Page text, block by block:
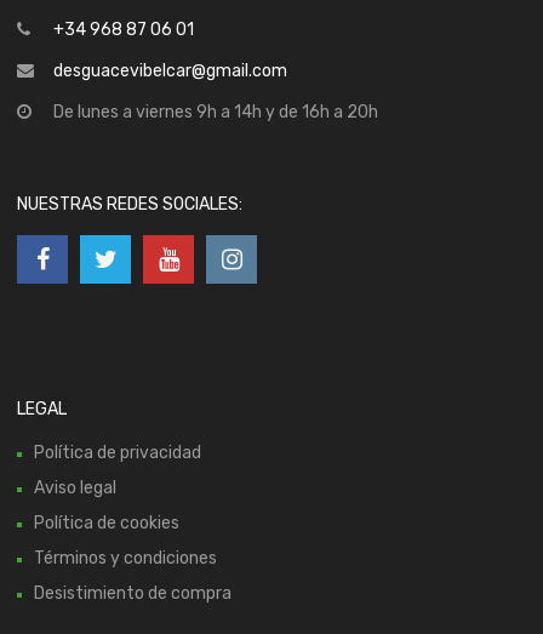
+34 968 87 06 01
desguacevibelcar@gmail.com
De lunes a viernes 9h a 14h y de 16h a 20h
NUESTRAS REDES SOCIALES:
LEGAL
Política de privacidad
Aviso legal
Política de cookies
Términos y condiciones
Desistimiento de compra